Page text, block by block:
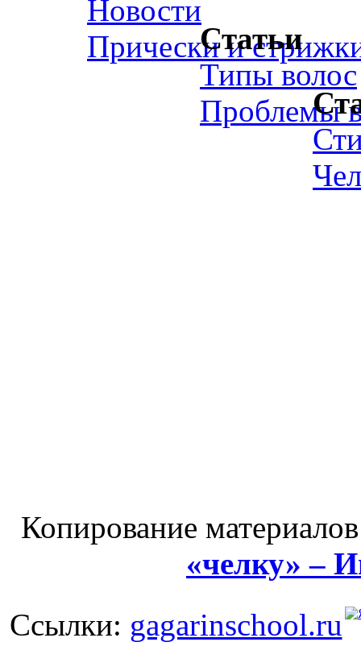
Новости
Прически иСтатьи
Типы волос
Проблемы
Копирование
«челку» –
Ссылки: gagarinschool.ru